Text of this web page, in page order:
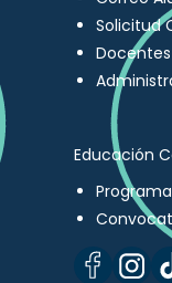
Solicitud
Docentes
Educación